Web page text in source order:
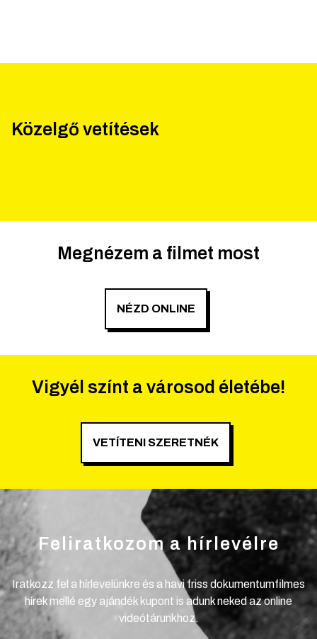
Közelgő vetítések
Megnézem a filmet most
NÉZD ONLINE
Vigyél színt a városod életébe!
VETÍTENI SZERETNÉK
Feliratkozom a hírlevélre
Iratkozz fel a hírlevelünkre és a havi friss dokumentumfilmes
hírek mellé egy ajándék kupont is adunk neked az online
videótárunkhoz.